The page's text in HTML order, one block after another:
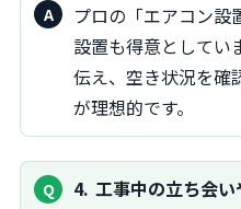
プロの「エアコン設置業者」なら、短期間での
設置も得意としてい
伝え、空き状況を確
が理想的です。
4 工事中の立ち会い